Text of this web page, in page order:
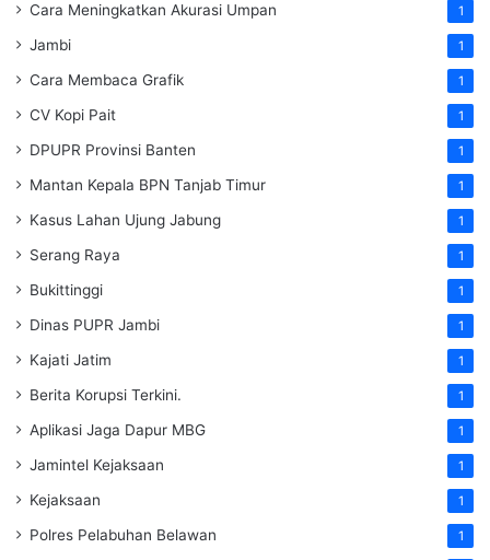
Cara Meningkatkan Akurasi Umpan 1
Jambi 1
Cara Membaca Grafik 1
CV Kopi Pait 1
DPUPR Provinsi Banten 1
Mantan Kepala BPN Tanjab Timur 1
Kasus Lahan Ujung Jabung 1
Serang Raya 1
Bukittinggi 1
Dinas PUPR Jambi 1
Kajati Jatim 1
Berita Korupsi Terkini. 1
Aplikasi Jaga Dapur MBG 1
Jamintel Kejaksaan 1
Kejaksaan 1
Polres Pelabuhan Belawan 1